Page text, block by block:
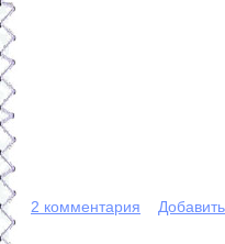
2 комментария